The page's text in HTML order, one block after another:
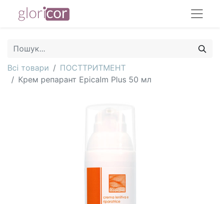
Всі товари
ПОСТТРИТМЕНТ
Крем репарант Epicalm Plus 50 мл